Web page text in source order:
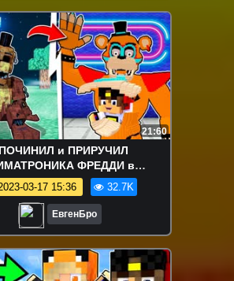
21:60
и ПРИРУЧИЛ
ФРЕДДИ в
! ДЕВУШКА ВИДЕО
MINECRAFT
03-17 15:36 32.7K
ЕвгенБро